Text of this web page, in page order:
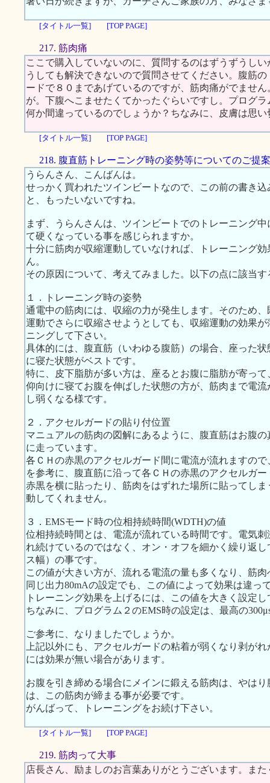
[タイトル一覧] [TOP PAGE]
217. 筋肉痛
ここで購入していないのに、質問するのはずうずうし
うしても解決できないので質問させてください。腹筋
ードで８０まであげているのですが、筋肉痛がでませ
が。下腹へこませたくてかったぐらいですし。プログ
何か間違っているのでしょうか？ちなみに、皮膚は思
[タイトル一覧] [TOP PAGE]
218. 腹直筋トレーニング時の姿勢等についてのご提
うらんさん、こんばんは。
せっかく買われたツインビートなので、この前の書き
と、もったいないですね。
まず、うらんさんは、ツインビートでのトレーニング
て硬くなっている事を感じられますか。
十分に筋肉が収縮運動していなければ、トレーニング
ん。
その原因について、考えてみました。以下の点に該当
１．トレーニング時の姿勢
通電中の筋肉には、収縮の力が発生します。そのため
運動でさらに収縮させようとしても、収縮運動の効果
ニングして下さい。
具体的には、腹直筋（いわゆる腹筋）の場合、座った
に寝た状態がベストです。
特に、皮下脂肪が多い方は、座るとお腹に脂肪が寄っ
仰向けに寝てお腹を伸ばした状態の方が、筋肉まで電
し弱くなる様です。
２．アクセルガードの貼り付位置
マニュアルの筋肉の図解にあるように、腹直筋はお腹
に走っています。
各ＣＨの赤黒のアクセルガード間に電流が流れますの
を参考に、腹直筋に沿って各ＣＨの赤黒のアクセルガ
赤黒を横に貼ったり、筋肉をはずれた場所に貼ってし
動してくれません。
３．EMSモード時の位相持続時間(WDTH)の値
位相持続時間とは、電流が流れている時間です。電気
れ続けているのではなく、オン・オフを細かく繰り返
ス幅）の事です。
この値が大きい方が、流れる電流の量も多くなり、筋
同じ出力80mAの設定でも、この値によって効果は違っ
トレーニング効果を上げるには、この値を大きく設定
ちなみに、プログラム２のEMS時の設定は、最高の
ご参考に、なりましたでしょうか。
上記以外にも、アクセルガードの粘着が弱くなり剥が
には効果が無い場合があります。
お腹を引き締める場合にメインに鍛える筋肉は、やは
は、この筋肉が締まる事が必要です。
がんばって、トレーニングをお続け下さい。
[タイトル一覧] [TOP PAGE]
219. 筋肉って大事
店長さん、励ましのお言葉ありがとうございます。ま